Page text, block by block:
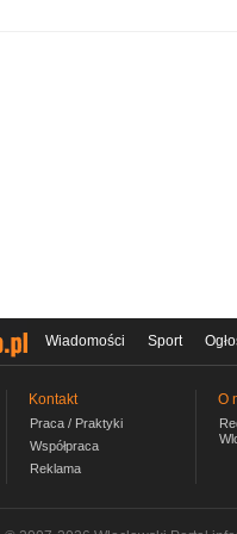
Wiadomości Sport
Kontakt
Praca / Praktyki
Współpraca
Reklama
O